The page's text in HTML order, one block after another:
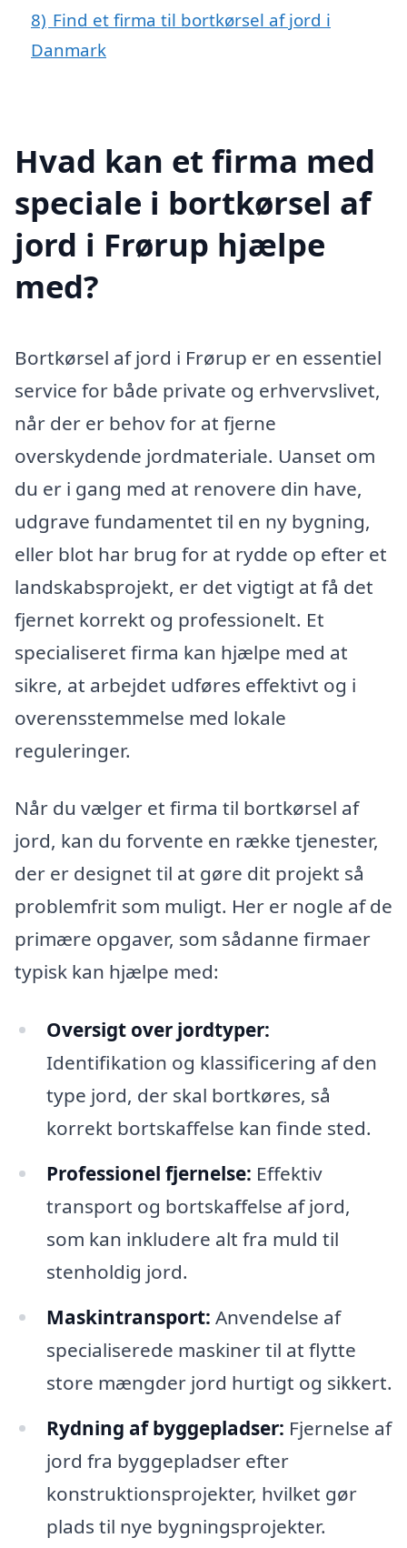
8) Find et firma til bortkørsel af jord i
Danmark
Hvad kan et firma med
speciale i bortkørsel af
jord i Frørup hjælpe
med?
Bortkørsel af jord i Frørup er en essentiel
service for både private og erhvervslivet,
når der er behov for at fjerne
overskydende jordmateriale. Uanset om
du er i gang med at renovere din have,
udgrave fundamentet til en ny bygning,
eller blot har brug for at rydde op efter et
landskabsprojekt, er det vigtigt at få det
fjernet korrekt og professionelt. Et
specialiseret firma kan hjælpe med at
sikre, at arbejdet udføres effektivt og i
overensstemmelse med lokale
reguleringer.
Når du vælger et firma til bortkørsel af
jord, kan du forvente en række tjenester,
der er designet til at gøre dit projekt så
problemfrit som muligt. Her er nogle af de
primære opgaver, som sådanne firmaer
typisk kan hjælpe med:
Oversigt over jordtyper:
Identifikation og klassificering af den
type jord, der skal bortkøres, så
korrekt bortskaffelse kan finde sted.
Professionel fjernelse: Effektiv
transport og bortskaffelse af jord,
som kan inkludere alt fra muld til
stenholdig jord.
Maskintransport: Anvendelse af
specialiserede maskiner til at flytte
store mængder jord hurtigt og sikkert.
Rydning af byggepladser: Fjernelse af
jord fra byggepladser efter
konstruktionsprojekter, hvilket gør
plads til nye bygningsprojekter.